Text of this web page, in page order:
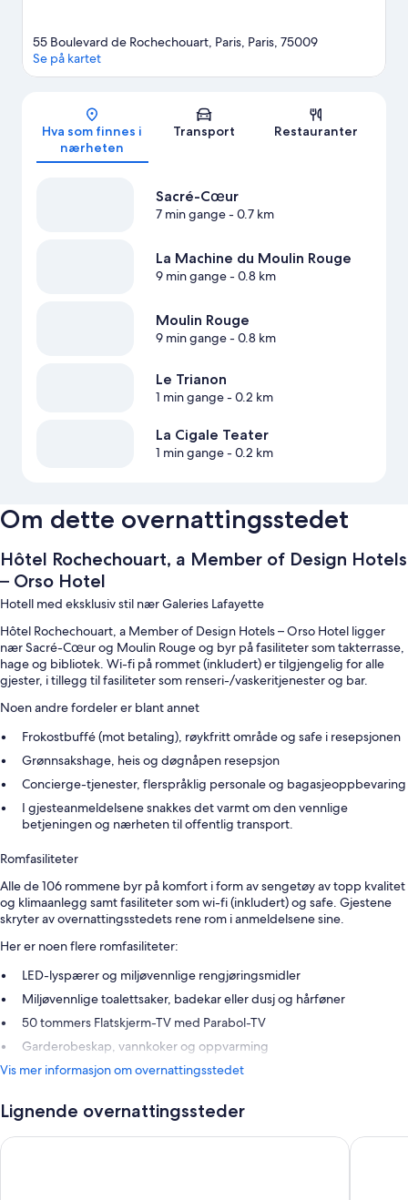
Kart
55 Boulevard de Rochechouart, Paris, Paris, 75009
Se på kartet
Hva som finnes i
nærheten
Transport Restauranter
Sacré-Cœur
7 min gange- 0.7 km
La Machine du Moulin Rouge
9 min gange- 0.8 km
Moulin Rouge
9 min gange- 0.8 km
Le Trianon
1 min gange- 0.2 km
La Cigale Teater
1 min gange- 0.2 km
Om dette overnattingsstedet
Hôtel Rochechouart, a Member of Design Hotels
– Orso Hotel
Hotell med eksklusiv stil nær Galeries Lafayette
Hôtel Rochechouart, a Member of Design Hotels – Orso Hotel ligger
nær Sacré-Cœur og Moulin Rouge og byr på fasiliteter som takterrasse,
hage og bibliotek. Wi-fi på rommet (inkludert) er tilgjengelig for alle
gjester, i tillegg til fasiliteter som renseri-/vaskeritjenester og bar.
Noen andre fordeler er blant annet
Frokostbuffé (mot betaling), røykfritt område og safe i resepsjonen
Grønnsakshage, heis og døgnåpen resepsjon
Concierge-tjenester, flerspråklig personale og bagasjeoppbevaring
I gjesteanmeldelsene snakkes det varmt om den vennlige
betjeningen og nærheten til offentlig transport.
Romfasiliteter
Alle de 106 rommene byr på komfort i form av sengetøy av topp kvalitet
og klimaanlegg samt fasiliteter som wi-fi (inkludert) og safe. Gjestene
skryter av overnattingsstedets rene rom i anmeldelsene sine.
Her er noen flere romfasiliteter:
LED-lyspærer og miljøvennlige rengjøringsmidler
Miljøvennlige toalettsaker, badekar eller dusj og hårføner
50 tommers Flatskjerm-TV med Parabol-TV
Garderobeskap, vannkoker og oppvarming
Vis mer informasjon om overnattingsstedet
Lignende overnattingssteder
Terrass'' Hotel Hotel